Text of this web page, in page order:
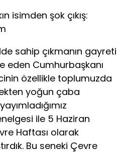
isimden şok çıkış:
sahip çıkmanın gayreti
eden Cumhurbaşkanı
özellikle toplumuzda
yoğun çaba
ile 5 Haziran
Haftası olarak
Bu seneki Çevre